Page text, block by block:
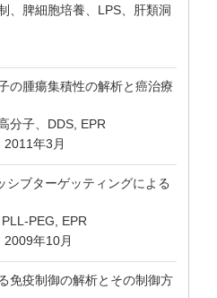
、脾細胞培養、LPS、肝類洞
の腫瘍集積性の解析と癌治療
分子、DDS, EPR
2011年3月
シブターゲッティングによる
PEG, EPR
2009年10月
免疫制御の解析とその制御方